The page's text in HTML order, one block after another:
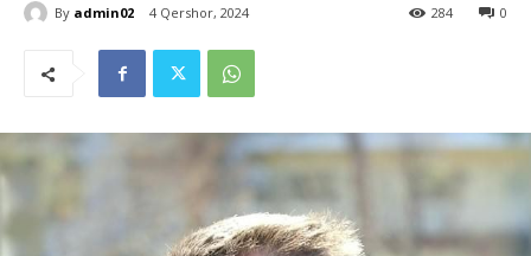
By admin02 4 Qershor, 2024 0
284